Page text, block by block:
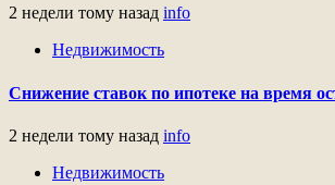
2 недели тому назад info
Недвижимость
Снижение ставок по ипотеке на время
2 недели тому назад info
Недвижимость